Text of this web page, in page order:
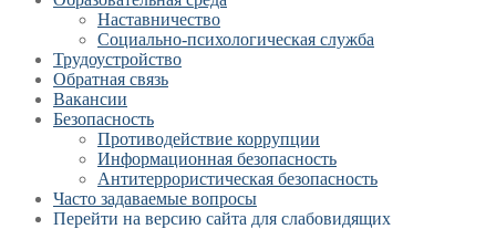
Наставничество
Социально-психологическая служба
Трудоустройство
Обратная связь
Вакансии
Безопасность
Противодействие коррупции
Информационная безопасность
Антитеррористическая безопасность
Часто задаваемые вопросы
Перейти на версию сайта для слабовидящих